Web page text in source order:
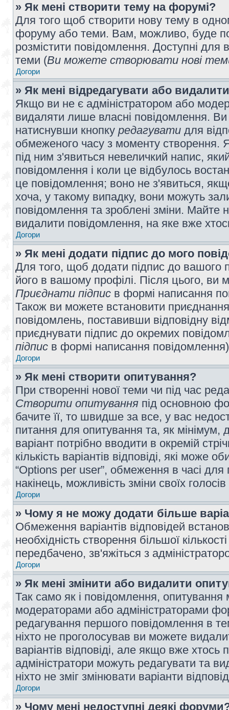
» Як мені створити тему на форумі?
Для того щоб створити нову тему в
форуму або теми. Вам, можливо, буде
розмістити повідомлення. Доступні для
теми (Ви можете створювати нові
Догори
» Як мені відредагувати або
Якщо ви не є адміністратором або
видаляти лише власні повідомлення.
натиснувши кнопку редагувати для
обмеженого часу з моменту створення.
під ним з'явиться невеличкий напис,
повідомлення і коли це відбулось
це повідомлення; воно не з'явиться,
хоча, у такому випадку, вони можуть
повідомлення та зроблені зміни. Майте
видалити повідомлення, на яке вже
Догори
» Як мені додати підпис до мого
Для того, щоб додати підпис до вашого
його в вашому профілі. Після цього, ви
Приєднати підпис в формі написання
Також ви можете встановити
повідомлень, поставивши відповідну
приєднувати підпис до окремих
підпис в формі написання
Догори
» Як мені створити опитування?
При створенні нової теми чи під час
Створити опитування під основною
бачите її, то швидше за все, у вас
питання для опитування та, як мінімум,
варіант потрібно вводити в окремій
кількість варіантів відповіді, які може
“Options per user”, обмеження в часі для
накінець, можливість зміни своїх
Догори
» Чому я не можу додати більше
Обмеження варіантів відповідей
необхідність створення більшої
передбачено, зв'яжіться з
Догори
» Як мені змінити або видалити
Так само як і повідомлення,
модераторами або адміністраторами
редагування першого повідомлення в
ніхто не проголосував ви можете
варіантів відповіді, але якщо вже
адміністратори можуть редагувати та
ніхто не зміг змінювати варіанти
Догори
» Чому мені недоступні деякі